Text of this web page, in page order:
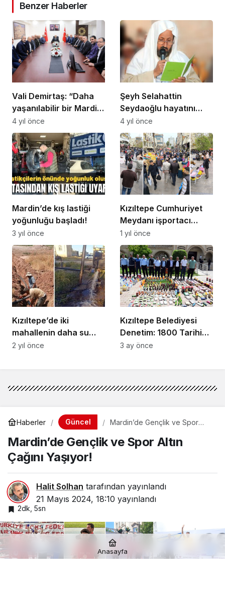
Benzer Haberler
Vali Demirtaş: “Daha
yaşanılabilir bir Mardin
için çalışıyoruz”
4 yıl önce
Şeyh Selahattin
Seydaoğlu hayatını
kaybetti
4 yıl önce
Mardin’de kış lastiği
yoğunluğu başladı!
3 yıl önce
Kızıltepe Cumhuriyet
Meydanı işportacı
işgalinde
1 yıl önce
Kızıltepe’de iki
mahallenin daha su
sorunu çözüldü
2 yıl önce
Kızıltepe Belediyesi
Denetim: 1800 Tarihi
Geçmiş Ürün Ele
3 ay önce
Haberler Güncel
Mardin’de Gençlik ve Spor
Mardin’de Gençlik ve Spor Altın
Çağını Yaşıyor!
Halit Solhan tarafından yayınlandı
21 Mayıs 2024, 18:10 yayınlandı
2dk, 5sn
Anasayfa